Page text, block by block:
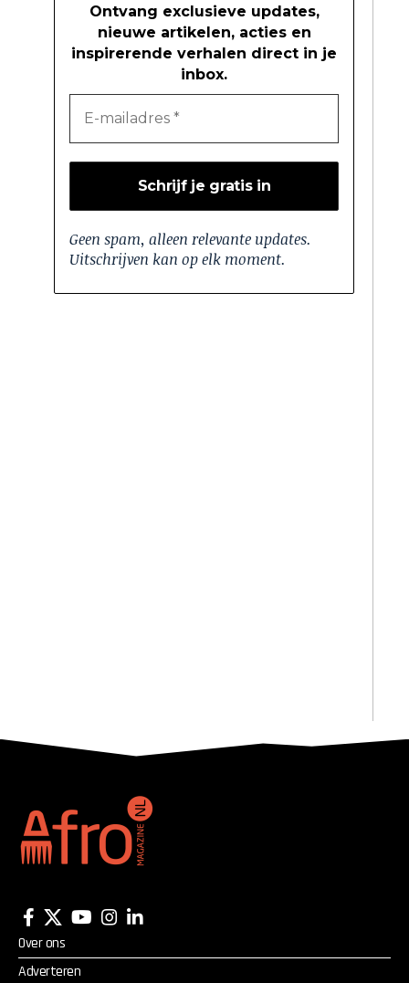
Ontvang exclusieve updates,
nieuwe artikelen, acties en
inspirerende verhalen direct in je
inbox.
Geen spam, alleen relevante updates.
Uitschrijven kan op elk moment.
Over ons
Adverteren